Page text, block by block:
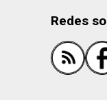
Redes